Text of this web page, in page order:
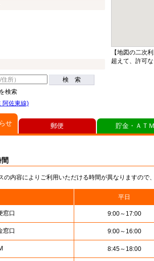
検 索
検索
阿佐東線)
【地図の二次
超えて、許可
せ
の内容によりご利用いただける時間が異なりますので
平日
窓口 9:00～17:00
窓口 9:00～16:00
8:45～18:00
郵便 貯金・ＡＴ